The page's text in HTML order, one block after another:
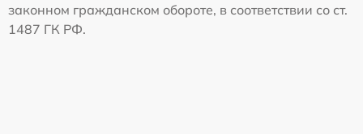
законном гражданском обороте, в соответствии со ст.
1487 ГК РФ.